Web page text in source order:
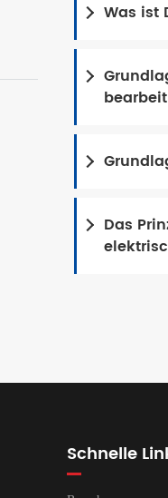
Was ist
Das
Schnelle